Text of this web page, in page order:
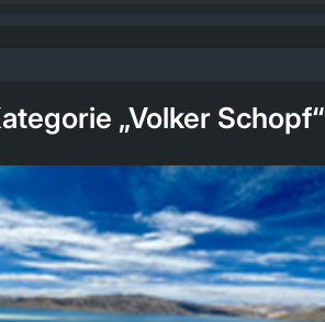
„Volker Schopf“